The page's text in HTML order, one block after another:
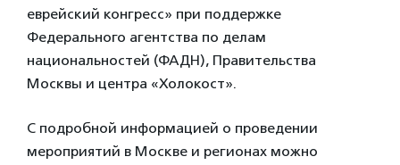
еврейский конгресс» при поддержке
Федерального агентства по делам
национальностей (ФАДН), Правительства
Москвы и центра «Холокост».
С подробной информацией о проведении
мероприятий в Москве и регионах можно